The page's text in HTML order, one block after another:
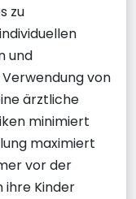
zu
und
von
ärztliche
minimiert
maximiert
vor der
ihre Kinder